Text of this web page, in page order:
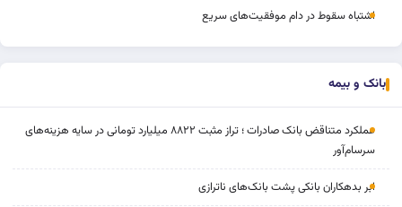
اشتباه سقوط در دام موفقیت‌های سریع
بانک و بیمه
عملکرد متناقض بانک صادرات ؛ تراز مثبت ۸۸۲۲ میلیارد تومانی در سایه هزینه‌های
سرسام‌آور
ابر بدهکاران بانکی پشت بانک‌های ناترازی